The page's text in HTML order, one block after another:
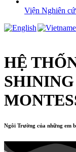
Viện Nghiên
HỆ
Ngôi Trường của những em